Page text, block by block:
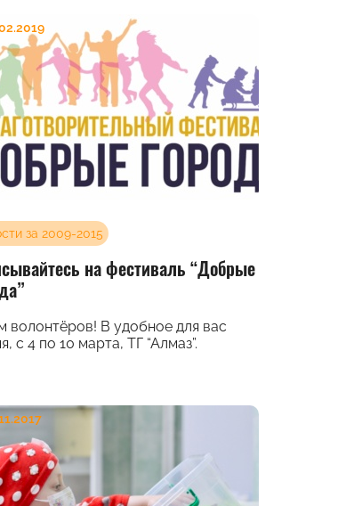
за 2009-2015
на фестиваль “Добрые
волонтёров! В удобное для вас
с 4 по 10 марта, ТГ “Алмаз”.